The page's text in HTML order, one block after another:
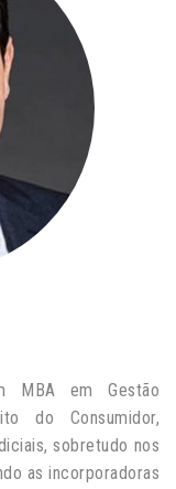
MBA em Gestão
do Consumidor,
sobretudo nos
as incorporadoras